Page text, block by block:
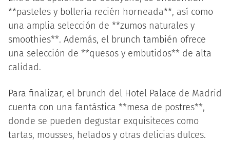
**pasteles y bollería recién horneada**, así como
una amplia selección de **zumos naturales y
smoothies**. Además, el brunch también ofrece
una selección de **quesos y embutidos** de alta
calidad.
Para finalizar, el brunch del Hotel Palace de Madrid
cuenta con una fantástica **mesa de postres**,
donde se pueden degustar exquisiteces como
tartas, mousses, helados y otras delicias dulces.